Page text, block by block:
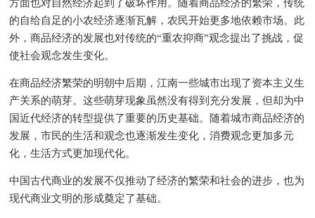
方面也对自然经济起到了破坏作用。随着商品经济的繁荣，传统
的自给自足的小农经济逐渐瓦解，农民开始更多地依赖市场。此
外，商品经济的发展也对传统的“重农抑商”观念提出了挑战，促
使社会观念发生变化。
在商品经济繁荣的明朝中后期，江南一些城市出现了资本主义生
产关系的萌芽。这些萌芽现象虽然没有得到充分发展，但却为中
国近代经济的转型提供了重要的历史基础。随着城市商品经济的
发展，市民的生活和观念也逐渐发生变化，消费观念更加多元
化，生活方式更加现代化。
中国古代商业的发展不仅推动了经济的繁荣和社会的进步，也为
现代商业文明的形成奠定了基础。